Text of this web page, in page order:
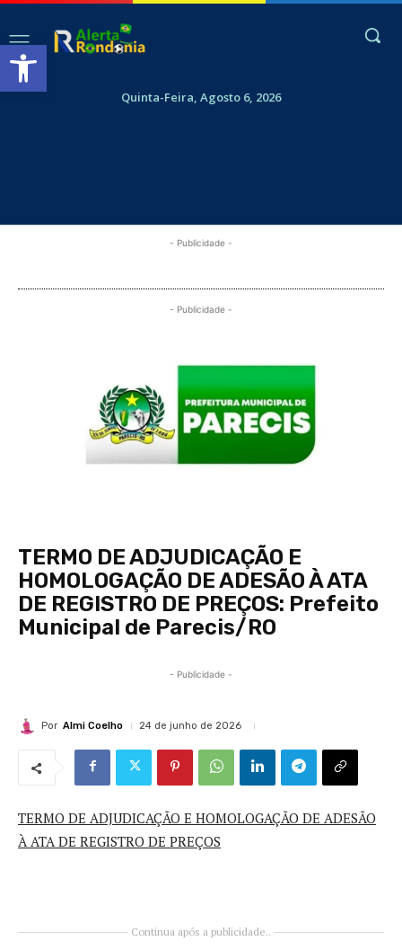
Abrir a barra de ferramentas
Quinta-Feira, Agosto 6, 2026
- Publicidade -
- Publicidade -
TERMO DE ADJUDICAÇÃO E
HOMOLOGAÇÃO DE ADESÃO À ATA
DE REGISTRO DE PREÇOS: Prefeito
Municipal de Parecis/RO
- Publicidade -
Por Almi Coelho 24 de junho de 2026
TERMO DE ADJUDICAÇÃO E HOMOLOGAÇÃO DE ADESÃO
À ATA DE REGISTRO DE PREÇOS
Continua após a publicidade..